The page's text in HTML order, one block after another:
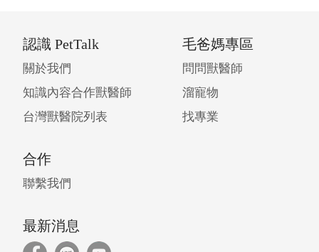
認識 PetTalk
關於我們
知識內容合作獸醫師
台灣獸醫院列表
毛爸媽專區
問問獸醫師
溜寵物
找專業
合作
聯繫我們
最新消息